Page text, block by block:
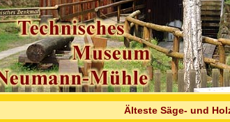
Älteste Säge- und